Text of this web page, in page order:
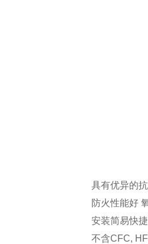
具有优异的
防火性能好
安装简易快
不含CFC,